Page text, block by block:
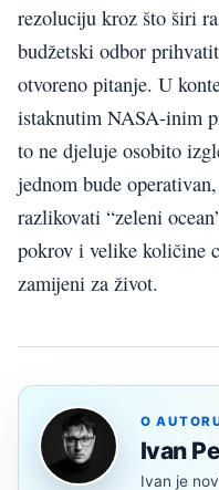
rezoluciju kroz što širi
budžetski odbor
otvoreno pitanje. U
istaknutim NASA-inim
to ne djeluje osobito
jednom bude
razlikovati “zeleni
pokrov i velike količine
zamijeni za život.
O
Ivan
Ivan je